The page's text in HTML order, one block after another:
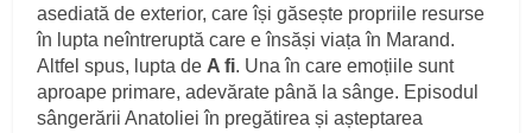
asediată de exterior, care își găsește propriile resurse
în lupta neîntreruptă care e însăși viața în Marand.
Altfel spus, lupta de A fi. Una în care emoțiile sunt
aproape primare, adevărate până la sânge. Episodul
sângerării Anatoliei în pregătirea și așteptarea